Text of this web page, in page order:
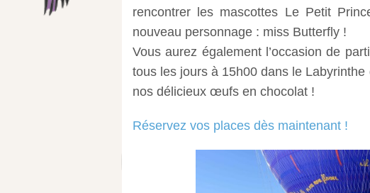
rencontrer les mascottes Le Petit
nouveau personnage : miss Butterfly !
Vous aurez également l’occasion de
tous les jours à 15h00 dans le
nos délicieux œufs en chocolat !
Réservez vos places dès maintenant !